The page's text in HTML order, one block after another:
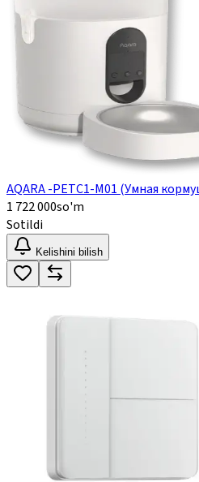
AQARA -PETC1-M01 (Умная
1 722 000so'm
Sotildi
Kelishini bilish